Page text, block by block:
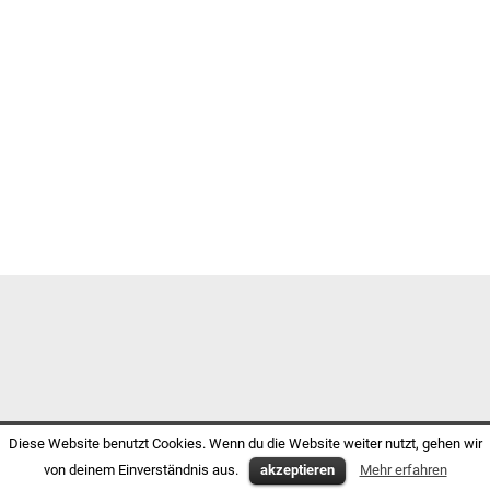
Diese Website benutzt Cookies. Wenn du die Website weiter nutzt, gehen wir
von deinem Einverständnis aus.
akzeptieren Mehr erfahren